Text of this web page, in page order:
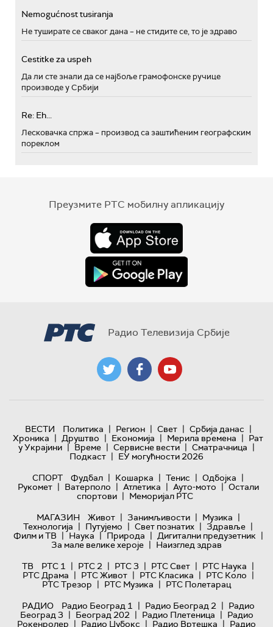
Nemogućnost tusiranja
Не туширате се сваког дана – не стидите се, то је здраво
Cestitke za uspeh
Да ли сте знали да се најбоље грамофонске ручице
производе у Србији
Re: Eh...
Лесковачка спржа – производ са заштићеним географским
пореклом
Преузмите РТС мобилну апликацију
Радио Телевизија Србије
ВЕСТИ Политика | Регион | Свет | Србија данас |
Хроника | Друштво | Економија | Мерила времена | Рат
у Украјини | Време | Сервисне вести | Сматрачница |
Подкаст | ЕУ могућности 2026
СПОРТ
Фудбал | Кошарка | Тенис | Одбојка |
Рукомет | Ватерполо | Атлетика | Ауто-мото | Остали
спортови | Меморијал РТС
МАГАЗИН
Живот | Занимљивости | Музика |
Технологијa | Путујемо | Свет познатих | Здравље |
Филм и ТВ | Наука | Природа | Дигитални предузетник |
За мале велике хероје | Наизглед здрав
ТВ
РТС 1 | РТС 2 | РТС 3 | РТС Свет | РТС Наука |
РТС Драма | РТС Живот | РТС Класика | РТС Коло |
РТС Трезор | РТС Музика | РТС Полетарац
РАДИО
Радио Београд 1 | Радио Београд 2 | Радио
Београд 3 | Београд 202 | Радио Плетеница | Радио
Рокенролер | Радио Џубокс | Радио Вртешка | Радио